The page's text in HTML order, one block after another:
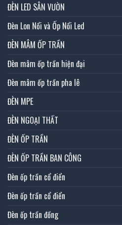
ĐÈN LED SÂN VƯỜN
Đèn Lon Nổi và Ốp Nổi Led
ĐÈN MÂM ỐP TRẦN
Đèn mâm ốp trần hiện đại
Đèn mâm ốp trần pha lê
ĐÈN MPE
ĐÈN NGOẠI THẤT
ĐÈN ỐP TRẦN
ĐÈN ỐP TRẦN BAN CÔNG
Đèn ốp trần cổ điển
Đèn ốp trần cổ điển
Đèn ốp trần đồng